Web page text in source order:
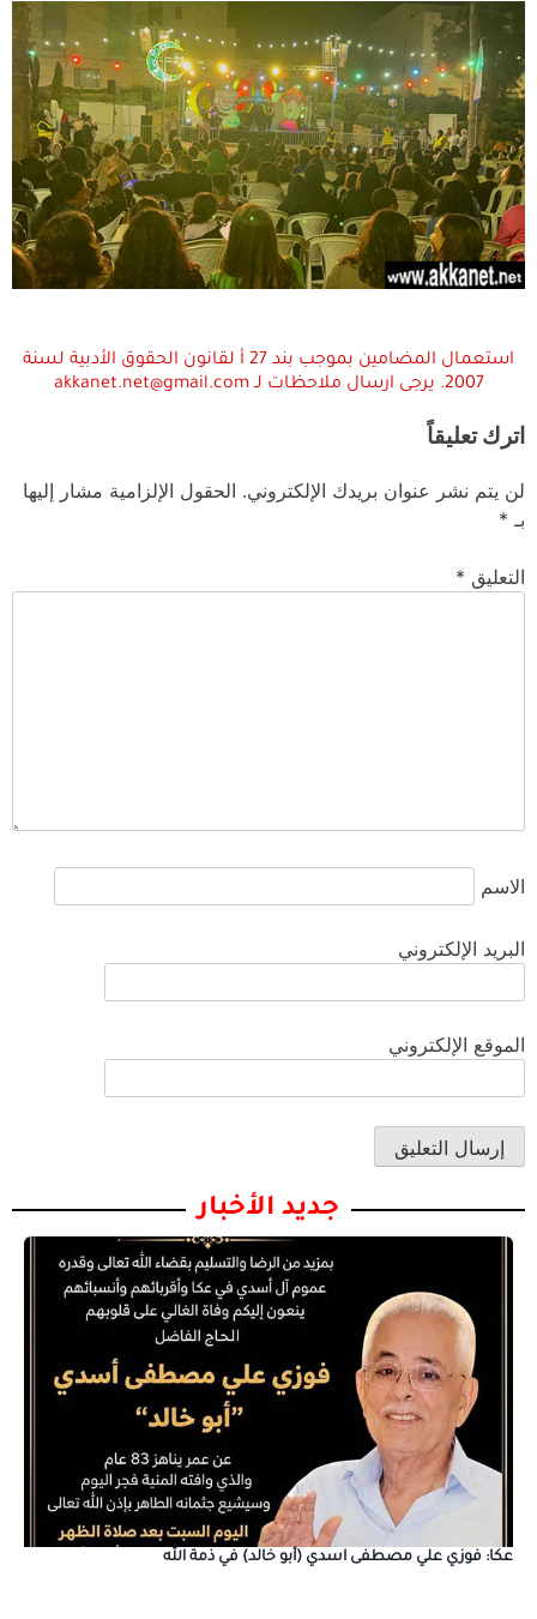
استعمال المضامين بموجب بند 27 أ لقانون الحقوق الأدبية لسنة
2007. يرجى ارسال ملاحظات لـ akkanet.net@gmail.com
اترك تعليقاً
لن يتم نشر عنوان بريدك الإلكتروني. الحقول الإلزامية مشار إليها
بـ *
التعليق *
الاسم
البريد الإلكتروني
الموقع الإلكتروني
جديد الأخبار
عكا: فوزي علي مصطفى اسدي (أبو خالد) في ذمة الله